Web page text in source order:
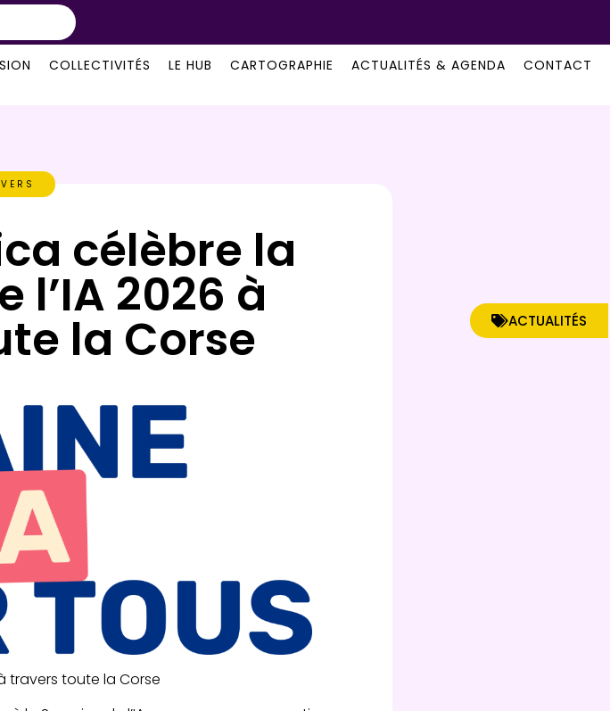
COLLECTIVITÉS LE HUB CARTOGRAPHIE ACTUALITÉS & AGENDA CONTACT
ACTUALITÉS
célèbre la
l’IA 2026 à
la Corse
travers toute la Corse